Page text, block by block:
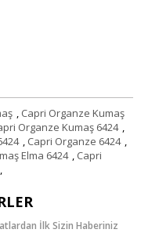
, Capri Organze Kumaş
Organze Kumaş 6424 ,
, Capri Organze 6424 ,
Elma 6424 , Capri
,
İlk Sizin Haberiniz